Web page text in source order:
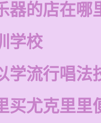
器的店在哪
学校
学流行唱法
买尤克里里